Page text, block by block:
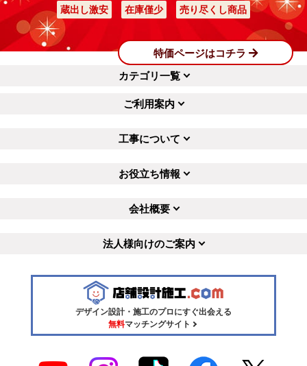
蔵出し激安 在庫僅少 売り尽くし商品
特価ページはコチラ
カテゴリ一覧
ご利用案内
工事について
お役立ち情報
会社概要
法人様向けのご案内
デザイン設計・施工のプロにすぐ出会える
無料マッチングサイト